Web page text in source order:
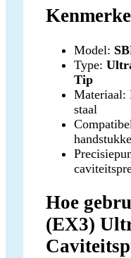
Model:
Type:
Tip
Materiaal:
staal
Hoe
(EX3)